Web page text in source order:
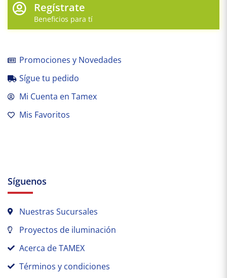
Regístrate
Beneficios para tí
Promociones y Novedades
Sígue tu pedido
Mi Cuenta en Tamex
Mis Favoritos
Síguenos
Nuestras Sucursales
Proyectos de iluminación
Acerca de TAMEX
Términos y condiciones